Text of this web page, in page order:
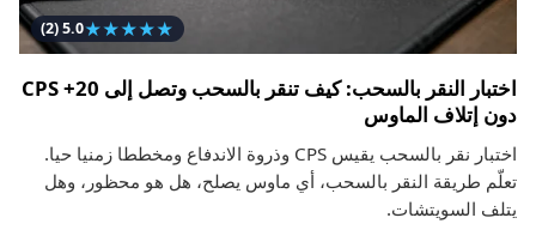
★
★
★
★
★
5.0
(2)
اختبار النقر بالسحب: كيف تنقر بالسحب وتصل إلى 20+ CPS
دون إتلاف الماوس
اختبار نقر بالسحب يقيس CPS وذروة الاندفاع ومخططا زمنيا حيا.
تعلّم طريقة النقر بالسحب، أي ماوس يصلح، هل هو محظور، وهل
يتلف السويتشات.